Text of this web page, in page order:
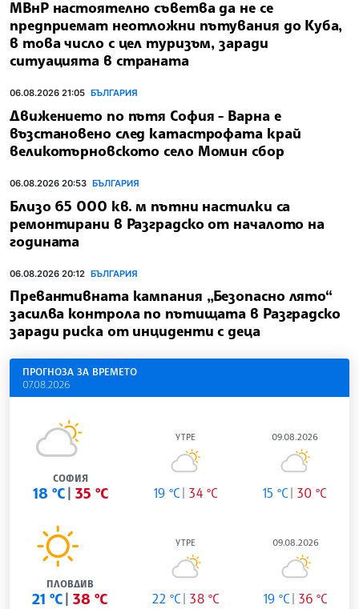
МВнР настоятелно съветва да не се
предприемат неотложни пътувания до Куба,
в това число с цел туризъм, заради
ситуацията в страната
06.08.2026 21:05 БЪЛГАРИЯ
Движението по пътя София - Варна е
възстановено след катастрофата край
великотърновското село Момин сбор
06.08.2026 20:53 БЪЛГАРИЯ
Близо 65 000 кв. м пътни настилки са
ремонтирани в Разградско от началото на
годината
06.08.2026 20:12 БЪЛГАРИЯ
Превантивната кампания „Безопасно лято“
засилва контрола по пътищата в Разградско
заради риска от инциденти с деца
ПРОГНОЗА ЗА ВРЕМЕТО
07.08.2026
СОФИЯ
18 °C 35 °C
УТРЕ
19 °C 34 °C
09.08.2026
15 °C 30 °C
ПЛОВДИВ
21 °C 38 °C
УТРЕ
22 °C 38 °C
09.08.2026
19 °C 36 °C